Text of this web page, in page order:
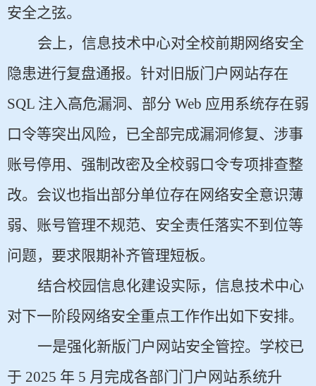
安全之弦。
会上，信息技术中心对全校前期网络安全
隐患进行复盘通报。针对旧版门户网站存在
SQL 注入高危漏洞、部分 Web 应用系统存在弱
口令等突出风险，已全部完成漏洞修复、涉事
账号停用、强制改密及全校弱口令专项排查整
改。会议也指出部分单位存在网络安全意识薄
弱、账号管理不规范、安全责任落实不到位等
问题，要求限期补齐管理短板。
结合校园信息化建设实际，信息技术中心
对下一阶段网络安全重点工作作出如下安排。
一是强化新版门户网站安全管控。学校已
于 2025 年 5 月完成各部门门户网站系统升